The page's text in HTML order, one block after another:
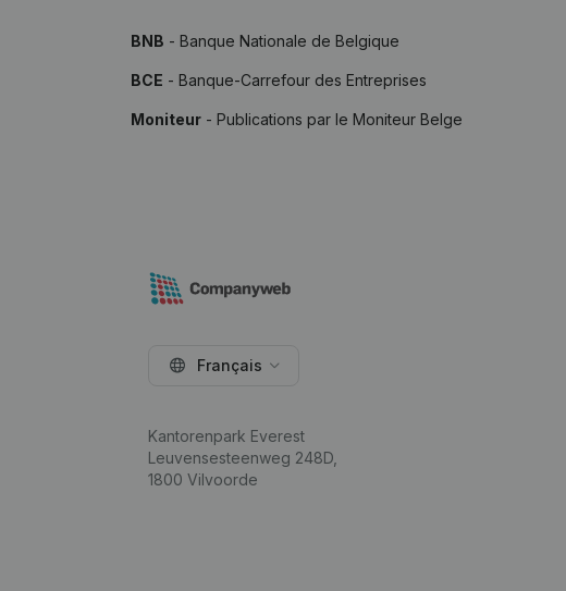
BNB - Banque Nationale de Belgique
BCE - Banque-Carrefour des Entreprises
Moniteur - Publications par le Moniteur Belge
Français
Kantorenpark Everest
Leuvensesteenweg 248D,
1800 Vilvoorde